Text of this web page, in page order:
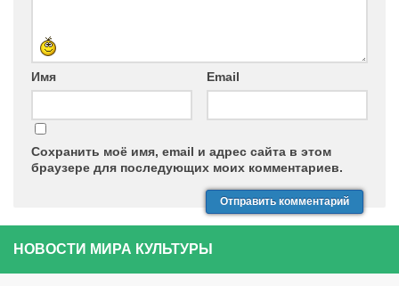
Имя Email
Сохранить моё имя, email и адрес сайта в этом
браузере для последующих моих комментариев.
НОВОСТИ МИРА КУЛЬТУРЫ